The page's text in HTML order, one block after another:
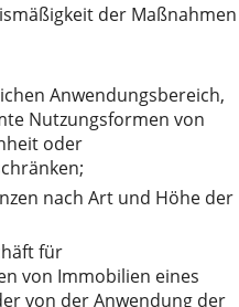
der Maßnahmen
Anwendungsbereich,
Nutzungsformen von
oder
nach Art und Höhe der
für
von Immobilien eines
von der Anwendung der